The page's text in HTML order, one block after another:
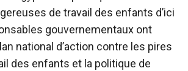
de travail des enfants d’ici
gouvernementaux ont
national d’action contre les pires
des enfants et la politique de